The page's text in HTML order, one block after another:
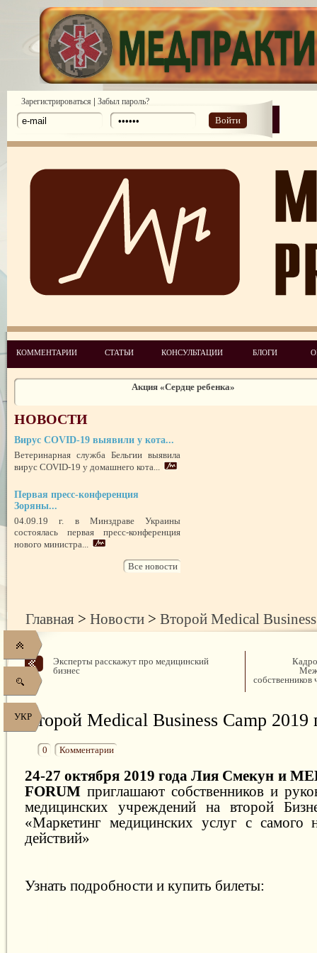
УКР
Зарегистрироваться | Забыл пароль?
Войти
КОММЕНТАРИИ СТАТЬИ КОНСУЛЬТАЦИИ БЛОГИ
Банки пуповинной крови в Украине: что проверить, чтоб
Акція «Милосердний Валентин»
Внимание, грибы! Отравление грибами опасно для жизни
Подкомитет ООН по недопущению пыток впервые посетил
учреждения Украины
Социальный проект Евро-2012 «Давай разом!» в Артеке
Акция «Сердце ребенка»
Приостановлена реализация серии парацетамола
Швейцарская Конфедерация инвестирует средства в украинскую
НОВОСТИ
Вирус COVID-19 выявили у кота...
Ветеринарная служба Бельгии выявила
вирус COVID-19 у домашнего кота...
Первая пресс-конференция
Зоряны...
04.09.19 г. в Минздраве Украины
состоялась первая пресс-конференция
нового министра...
Все новости
Главная > Новости > Второй Medical
Эксперты расскажут про медицинский
бизнес
Второй Medical Business Camp 2019
0 Комментарии
24-27 октября 2019 года Лия Смекун и
FORUM приглашают собственников и
медицинских учреждений на второй
«Маркетинг медицинских услуг с самого
действий»
Узнать подробности и купить билеты: